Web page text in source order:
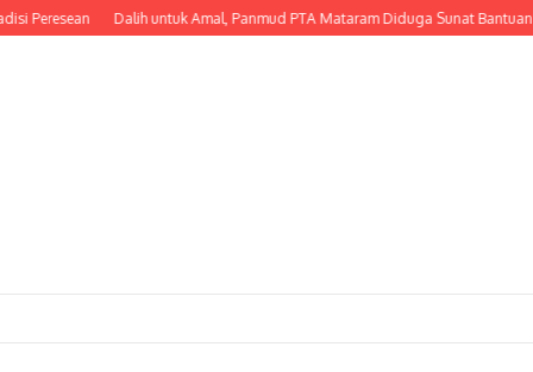
Dalih untuk Amal, Panmud PTA Mataram Diduga Sunat Bantuan PIP